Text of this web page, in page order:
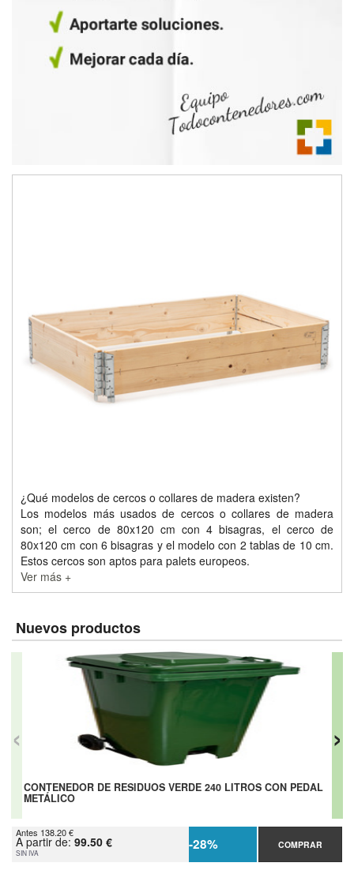
¿Qué modelos de cercos o collares de madera existen?
Los modelos más usados de cercos o collares de madera
son; el cerco de 80x120 cm con 4 bisagras, el cerco de
80x120 cm con 6 bisagras y el modelo con 2 tablas de 10 cm.
Estos cercos son aptos para palets europeos.
Ver más +
Nuevos productos
CONTENEDOR DE RESIDUOS VERDE 240 LITROS CON PEDAL
METÁLICO
Antes 138.20 €
A partir de:99.50 €
SIN IVA -28% COMPRAR
‹ ›